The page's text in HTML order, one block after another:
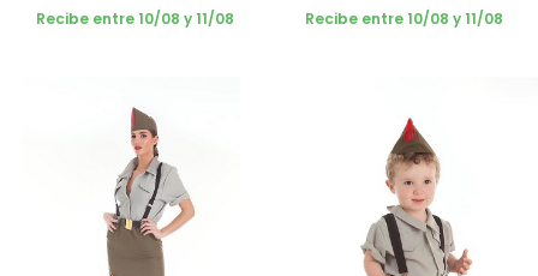
Recibe entre 10/08 y 11/08 Recibe entre 10/08 y 11/08